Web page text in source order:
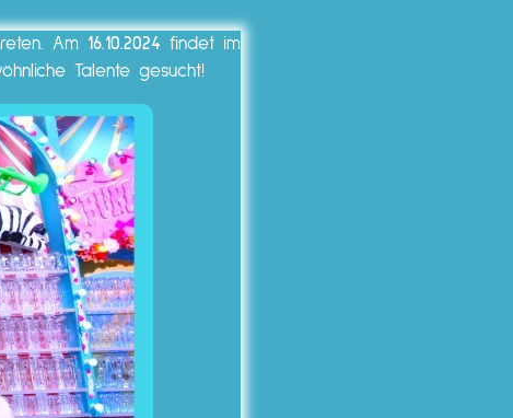
Am 16.10.2024 findet im
Talente gesucht!